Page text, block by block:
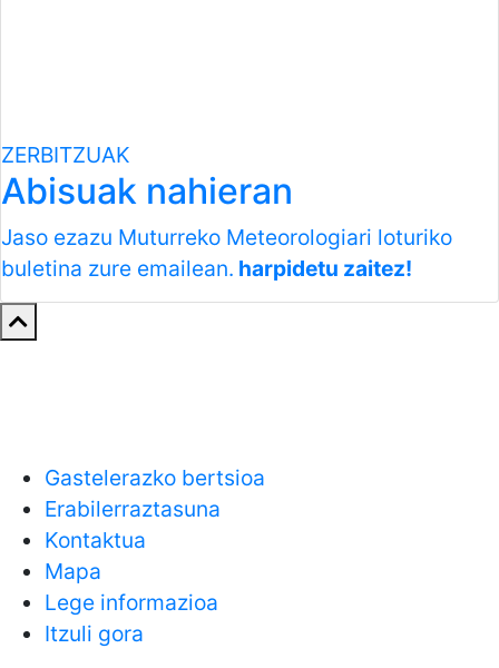
ZERBITZUAK
Abisuak nahieran
Jaso ezazu Muturreko Meteorologiari loturiko
buletina zure emailean. harpidetu zaitez!
Gastelerazko bertsioa
Erabilerraztasuna
Kontaktua
Mapa
Lege informazioa
Itzuli gora